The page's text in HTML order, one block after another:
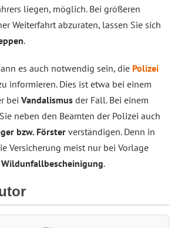
liegen, möglich. Bei größeren
Weiterfahrt abzuraten, lassen Sie sich
.
es auch notwendig sein, die Polizei
informieren. Dies ist etwa bei einem
bei Vandalismus der Fall. Bei einem
neben den Beamten der Polizei auch
bzw. Försterverständigen. Denn in
Versicherung meist nur bei Vorlage
Wildunfallbescheinigung.